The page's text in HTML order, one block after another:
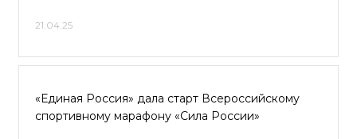
21.04.25
«Единая Россия» дала старт Всероссийскому
спортивному марафону «Сила России»